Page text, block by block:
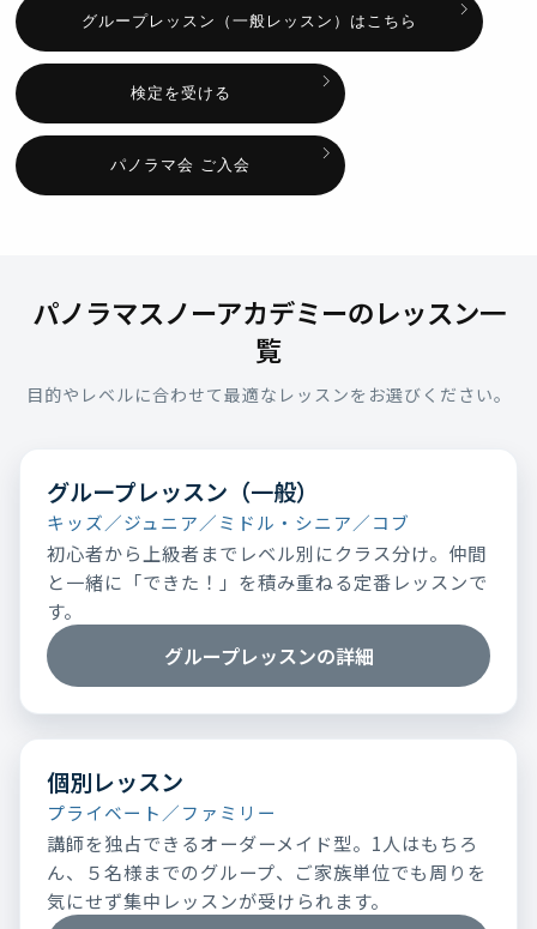
グループレッスン（一般レッスン）はこちら
検定を受ける
パノラマ会 ご入会
パノラマスノーアカデミーのレッスン一
覧
目的やレベルに合わせて最適なレッスンをお選びください。
グループレッスン（一般）
キッズ／ジュニア／ミドル・シニア／コブ
初心者から上級者までレベル別にクラス分け。仲間
と一緒に「できた！」を積み重ねる定番レッスンで
す。
グループレッスンの詳細
個別レッスン
プライベート／ファミリー
講師を独占できるオーダーメイド型。1人はもちろ
ん、５名様までのグループ、ご家族単位でも周りを
気にせず集中レッスンが受けられます。